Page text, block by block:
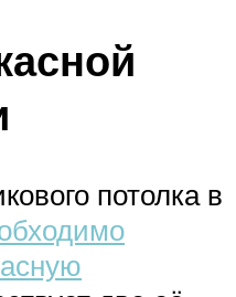
потолка в